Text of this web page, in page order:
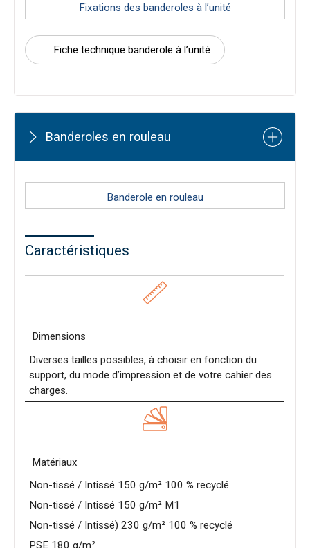
Fixations des banderoles à l’unité
Fiche technique banderole à l’unité
Banderoles en rouleau
Banderole en rouleau
Caractéristiques
Dimensions
Diverses tailles possibles, à choisir en fonction du
support, du mode d’impression et de votre cahier des
charges.
Matériaux
Non-tissé / Intissé 150 g/m² 100 % recyclé
Non-tissé / Intissé 150 g/m² M1
Non-tissé / Intissé) 230 g/m² 100 % recyclé